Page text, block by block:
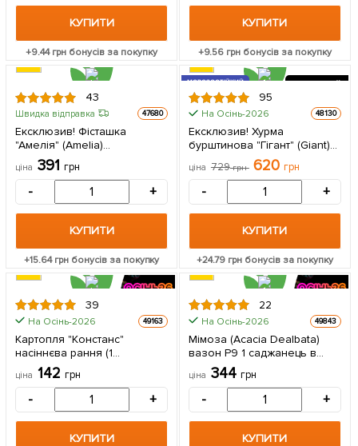
КУПИТИ
+9.44грн бонусів за покупку
КУПИТИ
+9.56 грн бонусів за покупку
43
Швидка відправка 47680
Ексклюзив! Фісташка
"Амелія" (Amelia)
(високоврожайний,
морозостійкий сорт) 1
саджанець в упаковці
ціна 391грн
- +
КУПИТИ
+15.64грн бонусів за покупку
2Х РІЧНИЙ
15
МОРОЗОСТІЙКИЙ
НА ПІДЩЕПІ
95
На Осінь-2026 48130
Ексклюзив! Хурма
бурштинова "Гігант" (Giant)
(преміальний,
великоплідний сорт, на
саджанець в упаковці
ціна 729грн 620 грн
- +
КУПИТИ
+24.79грн бонусів за покупку
ЦІНА ЗА
39
На Осінь-2026 49163
Картопля "Констанс"
насіннєва рання (1
репродукція) 1кг
ціна 142грн
- +
КУПИТИ
22
На Осінь-2026 49843
Мімоза (Acacia Dealbata)
вазон Р9 1 саджанець в
упаковці
ціна 344 грн
- +
КУПИТИ